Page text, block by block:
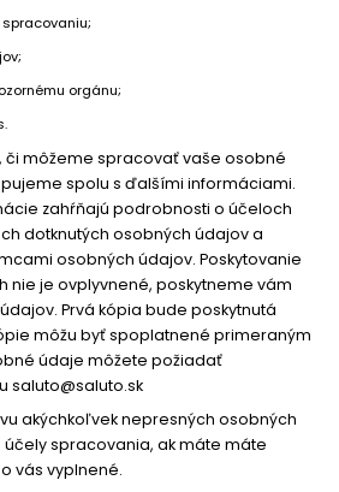
orgánu;
či môžeme spracovať vaše osobné
spolu s ďalšími informáciami.
zahŕňajú podrobnosti o účeloch
dotknutých osobných údajov a
osobných údajov. Poskytovanie
nie je ovplyvnené, poskytneme vám
Prvá kópia bude poskytnutá
môžu byť spoplatnené primeraným
údaje môžete požiadať
saluto@saluto.sk
akýchkoľvek nepresných osobných
spracovania, ak máte máte
vás vyplnené.